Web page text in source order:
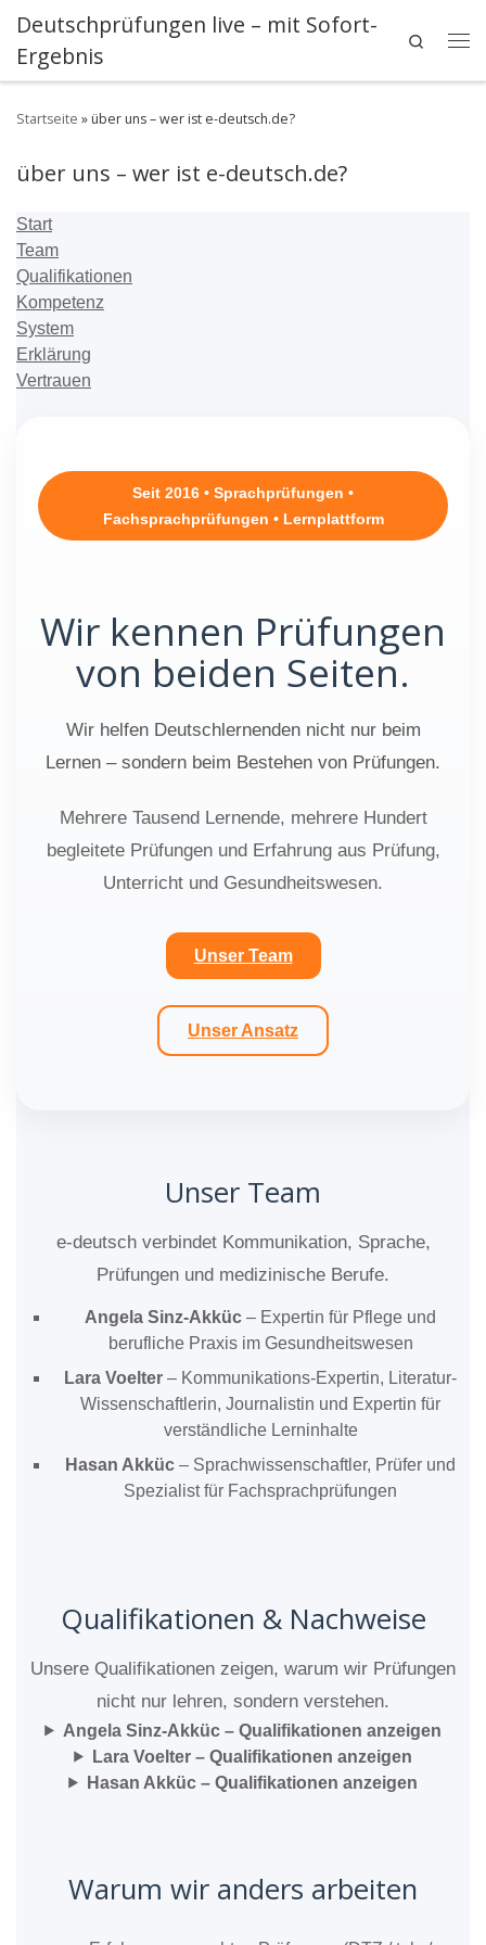
Zum Inhalt springen
Deutschprüfungen live – mit Sofort-
Ergebnis
Search
Startseite » über uns – wer ist e-deutsch.de?
über uns – wer ist e-deutsch.de?
Start
Team
Qualifikationen
Kompetenz
System
Erklärung
Vertrauen
Seit 2016 • Sprachprüfungen •
Fachsprachprüfungen • Lernplattform
Wir kennen Prüfungen
von beiden Seiten.
Wir helfen Deutschlernenden nicht nur beim
Lernen – sondern beim Bestehen von Prüfungen.
Mehrere Tausend Lernende, mehrere Hundert
begleitete Prüfungen und Erfahrung aus Prüfung,
Unterricht und Gesundheitswesen.
Unser Team
Unser Ansatz
Unser Team
e-deutsch verbindet Kommunikation, Sprache,
Prüfungen und medizinische Berufe.
Angela Sinz-Akküc – Expertin für Pflege und
berufliche Praxis im Gesundheitswesen
Lara Voelter – Kommunikations-Expertin, Literatur-
Wissenschaftlerin, Journalistin und Expertin für
verständliche Lerninhalte
Hasan Akküc – Sprachwissenschaftler, Prüfer und
Spezialist für Fachsprachprüfungen
Qualifikationen & Nachweise
Unsere Qualifikationen zeigen, warum wir Prüfungen
nicht nur lehren, sondern verstehen.
Angela Sinz-Akküc – Qualifikationen anzeigen
Lara Voelter – Qualifikationen anzeigen
Hasan Akküc – Qualifikationen anzeigen
Warum wir anders arbeiten